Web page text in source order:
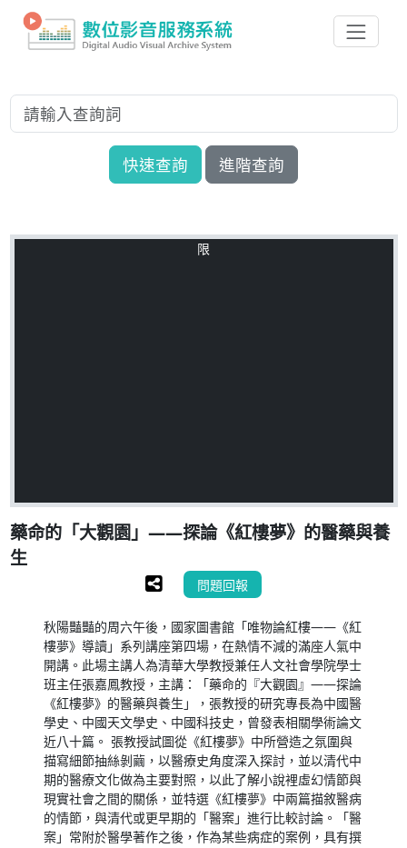
快速查詢 進階查詢
限
藥命的「大觀園」——探論《紅樓夢》的醫藥與養
生
問題回報
秋陽豔豔的周六午後，國家圖書館「唯物論紅樓——《紅
樓夢》導讀」系列講座第四場，在熱情不減的滿座人氣中
開講。此場主講人為清華大學教授兼任人文社會學院學士
班主任張嘉鳳教授，主講：「藥命的『大觀園』——探論
《紅樓夢》的醫藥與養生」，張教授的研究專長為中國醫
學史、中國天文學史、中國科技史，曾發表相關學術論文
近八十篇。 張教授試圖從《紅樓夢》中所營造之氛圍與
描寫細節抽絲剝繭，以醫療史角度深入探討，並以清代中
期的醫療文化做為主要對照，以此了解小說裡虛幻情節與
現實社會之間的關係，並特選《紅樓夢》中兩篇描敘醫病
的情節，與清代或更早期的「醫案」進行比較討論。「醫
案」常附於醫學著作之後，作為某些病症的案例，具有撰